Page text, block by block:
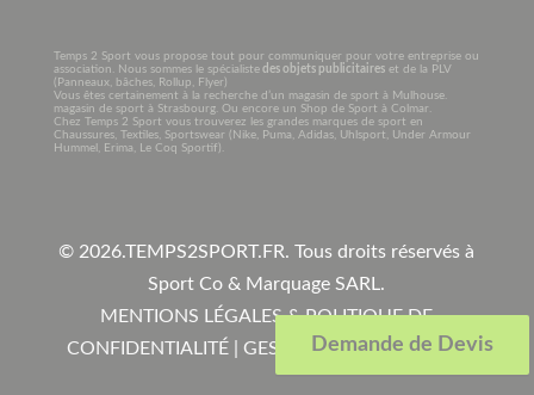
Temps 2 Sport vous propose tout pour communiquer pour votre entreprise ou
association. Nous sommes le spécialistedes objets publicitaireset de la PLV
(Panneaux, bâches, Rollup, Flyer)
Vous êtes certainement à la recherche d’un magasin de sport à Mulhouse.
magasin de sport à Strasbourg. Ou encore un Shop de Sport à Colmar.
Chez Temps 2 Sport vous trouverez les grandes marques de sport en
Chaussures, Textiles, Sportswear (Nike, Puma, Adidas, Uhlsport, Under Armour
Hummel, Erima, Le Coq Sportif).
Demande de Devis
© 2026.TEMPS2SPORT.FR. Tous droits réservés à
Sport Co & Marquage SARL.
MENTIONS LÉGALES & POLITIQUE DE
CONFIDENTIALITÉ| GESTION COOKIES|CGV